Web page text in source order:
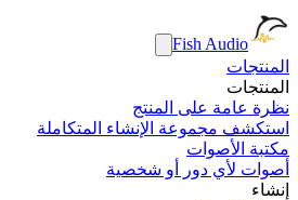
Fish Audio
المنتجات
المنتجات
نظرة عامة على المنتج
استكشف مجموعة الإنشاء المتكاملة
مكتبة الأصوات
أصوات لأي دور أو شخصية
إنشاء